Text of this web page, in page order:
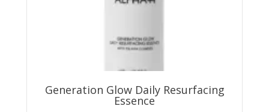
Generation Glow Daily Resurfacing
Essence